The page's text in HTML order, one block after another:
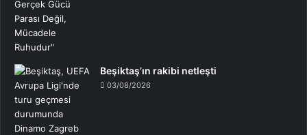
Beşiktaş’ın rakibi netleşti
03/08/2026